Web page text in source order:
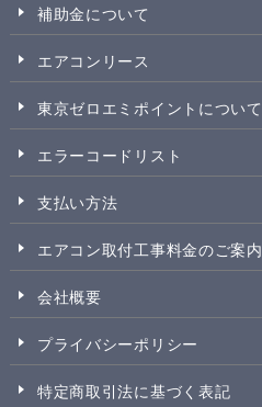
補助金について
エアコンリース
東京ゼロエミポイントについて
エラーコードリスト
支払い方法
エアコン取付工事料金のご案内
会社概要
プライバシーポリシー
特定商取引法に基づく表記